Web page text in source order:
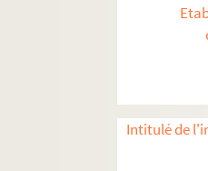
Intitulé de